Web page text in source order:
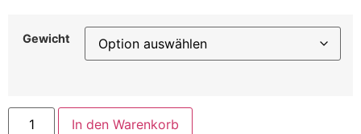
Gewicht
In den Warenkorb